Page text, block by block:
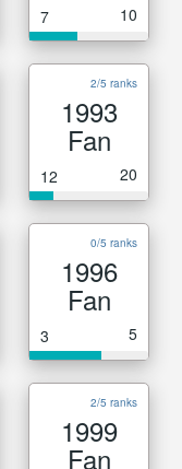
7 10
2/5 ranks
1993
Fan
12 20
0/5 ranks
1996
Fan
3 5
2/5 ranks
1999
Fan